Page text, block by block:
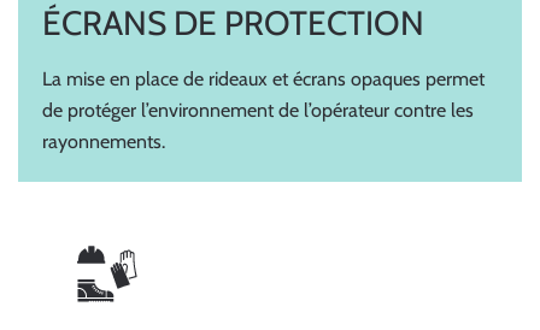
ÉCRANS DE PROTECTION
La mise en place de rideaux et écrans opaques permet
de protéger l’environnement de l’opérateur contre les
rayonnements.